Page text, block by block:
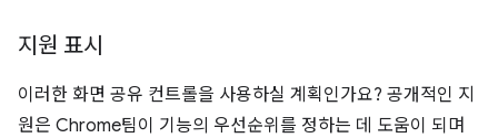
지원 표시
이러한 화면 공유 컨트롤을 사용하실 계획인가요? 공개적인 지
원은 Chrome팀이 기능의 우선순위를 정하는 데 도움이 되며